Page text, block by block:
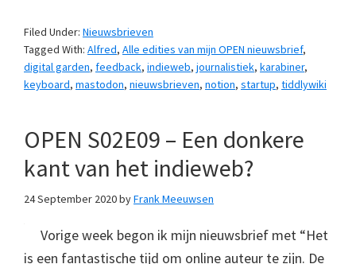
Filed Under: Nieuwsbrieven
Tagged With: Alfred, Alle edities van mijn OPEN nieuwsbrief,
digital garden, feedback, indieweb, journalistiek, karabiner,
keyboard, mastodon, nieuwsbrieven, notion, startup, tiddlywiki
OPEN S02E09 – Een donkere
kant van het indieweb?
24 September 2020byFrank Meeuwsen
Vorige week begon ik mijn nieuwsbrief met “Het
is een fantastische tijd om online auteur te zijn. De